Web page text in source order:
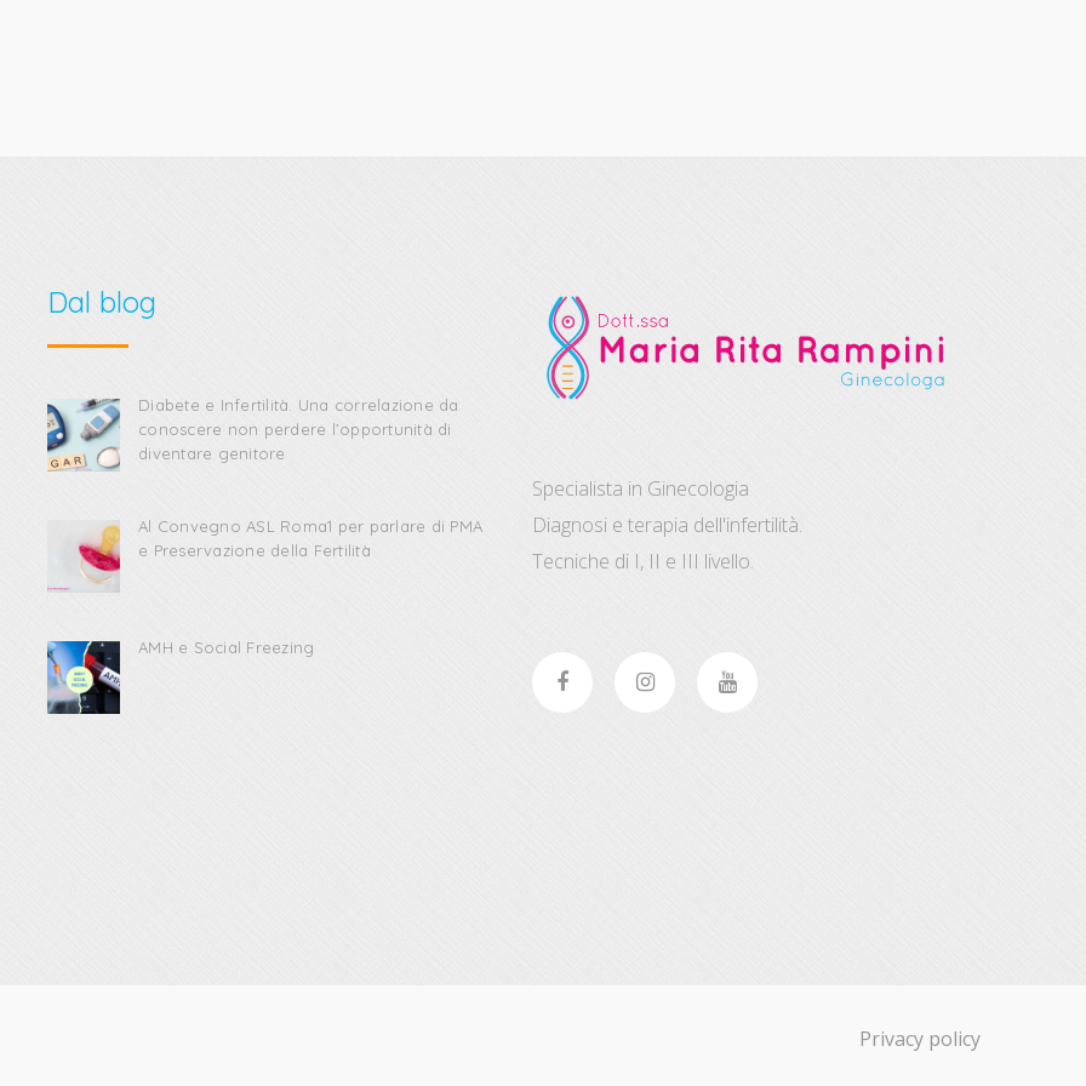
Dal blog
Diabete e Infertilità. Una correlazione da
conoscere non perdere l’opportunità di
diventare genitore
Al Convegno ASL Roma1 per parlare di PMA
e Preservazione della Fertilità
AMH e Social Freezing
Specialista in Ginecologia
Diagnosi e terapia dell'infertilità.
Tecniche di I, II e III livello.
Privacy policy